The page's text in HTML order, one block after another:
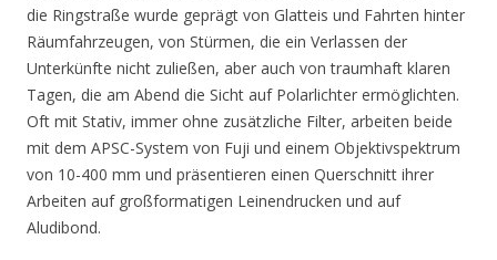
die Ringstraße wurde geprägt von Glatteis und Fahrten hinter
Räumfahrzeugen, von Stürmen, die ein Verlassen der
Unterkünfte nicht zuließen, aber auch von traumhaft klaren
Tagen, die am Abend die Sicht auf Polarlichter ermöglichten.
Oft mit Stativ, immer ohne zusätzliche Filter, arbeiten beide
mit dem APSC-System von Fuji und einem Objektivspektrum
von 10-400 mm und präsentieren einen Querschnitt ihrer
Arbeiten auf großformatigen Leinendrucken und auf
Aludibond.